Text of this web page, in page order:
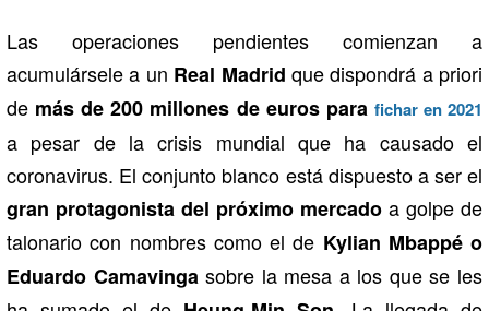
Las operaciones pendientes comienzan a
acumulársele a un Real Madrid que dispondrá a priori
de más de 200 millones de euros para fichar en 2021
a pesar de la crisis mundial que ha causado el
coronavirus. El conjunto blanco está dispuesto a ser el
gran protagonista del próximo mercado a golpe de
talonario con nombres como el de Kylian Mbappé o
Eduardo Camavingasobre la mesa a los que se les